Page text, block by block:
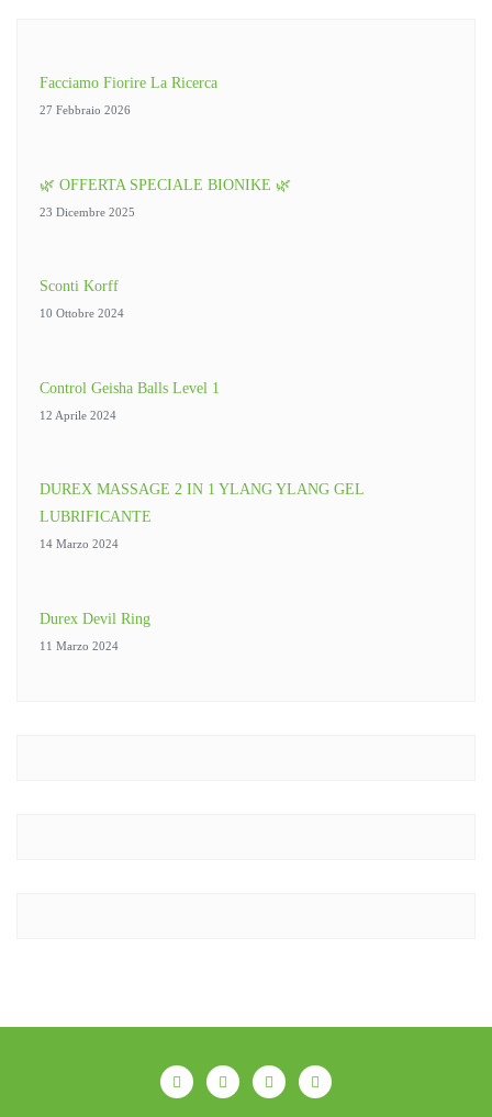
Facciamo Fiorire La Ricerca
27 Febbraio 2026
🌿 OFFERTA SPECIALE BIONIKE 🌿
23 Dicembre 2025
Sconti Korff
10 Ottobre 2024
Control Geisha Balls Level 1
12 Aprile 2024
DUREX MASSAGE 2 IN 1 YLANG YLANG GEL
LUBRIFICANTE
14 Marzo 2024
Durex Devil Ring
11 Marzo 2024